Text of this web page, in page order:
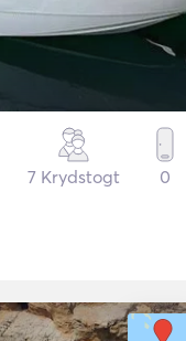
7 Krydstogt 0